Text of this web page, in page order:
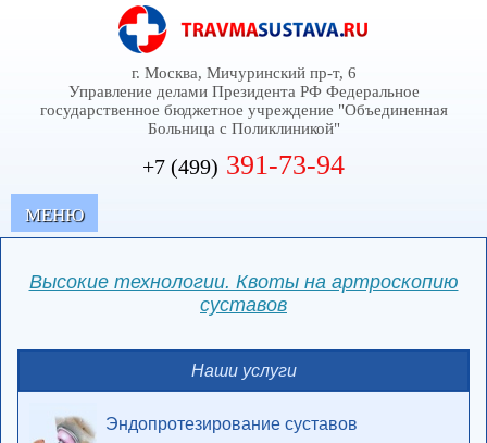
г. Москва, Мичуринский пр-т, 6
Управление делами Президента РФ Федеральное
государственное бюджетное учреждение "Объединенная
Больница с Поликлиникой"
+7 (499) 391-73-94
MЕНЮ
Высокие технологии. Квоты на артроскопию
суставов
Наши услуги
Эндопротезирование суставов